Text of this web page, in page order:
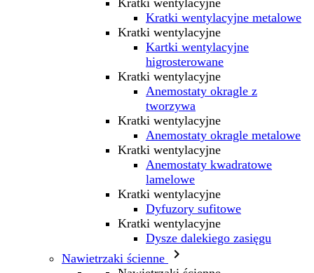
Kratki wentylacyjne
Kratki wentylacyjne metalowe
Kratki wentylacyjne
Kartki wentylacyjne
higrosterowane
Kratki wentylacyjne
Anemostaty okragle z
tworzywa
Kratki wentylacyjne
Anemostaty okragle metalowe
Kratki wentylacyjne
Anemostaty kwadratowe
lamelowe
Kratki wentylacyjne
Dyfuzory sufitowe
Kratki wentylacyjne
Dysze dalekiego zasięgu
Nawietrzaki ścienne
